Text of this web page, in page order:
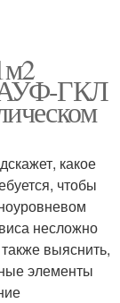
ГКЛ
какое
чтобы
несложно
выяснить,
элементы